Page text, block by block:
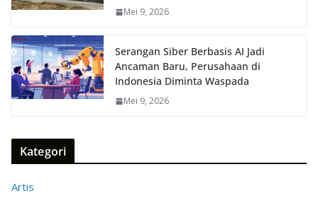
Mei 9, 2026
Serangan Siber Berbasis AI Jadi
Ancaman Baru, Perusahaan di
Indonesia Diminta Waspada
Mei 9, 2026
Kategori
Artis